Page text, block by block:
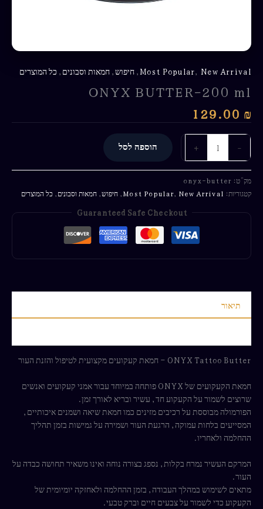
Most Popular, New Arrival
, חיפוש, חמאות וסבונים , כל המוצרים
ONYX BUTTER-200 ml
129.00 ₪
-
+ הוספה לסל
מק"ט: onyx-butter
קטגוריות:
Most Popular, New Arrival
, חיפוש, חמאות וסבונים, כל המוצרים
Guaranteed Safe Checkout
תיאור
ONYX Tattoo Butter – חמאת קעקועים מקצועית לטיפול והזנת העור
חמאת הקעקועים של ONYX פותחה במיוחד עבור אמני קעקועים ואנשים
שרוצים לשמור על הקעקוע חד, עשיר ובריא לאורך זמן.
הפורמולה מבוססת על רכיבים מזינים כמו חמאת שיאה ושמנים איכותיים,
המסייעים בלחות עמוקה, הרגעת העור ושמירה על גמישות בזמן תהליך
ההחלמה ולאחריו.
המרקם העשיר נמרח בקלות, נספג בצורה נוחה ואינו משאיר תחושה כבדה על
העור.
מתאים לשימוש במהלך העבודה, בזמן ההחלמה ולאחזקה יומיומית של
הקעקוע כדי לשמור על צבעים חיים וברק טבעי.